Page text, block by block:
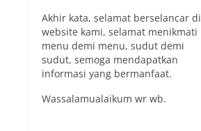
Akhir kata, selamat berselancar di
website kami, selamat menikmati
menu demi menu, sudut demi
sudut, semoga mendapatkan
informasi yang bermanfaat.
Wassalamualaikum wr wb.